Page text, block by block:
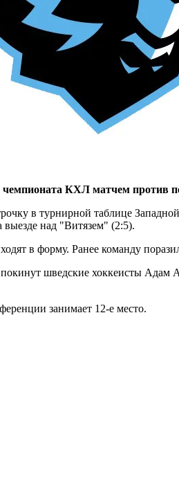
чемпионата КХЛ матчем
в турнирной таблице
над "Витязем" (2:5).
в форму. Ранее команду
шведские хоккеисты Адам
занимает 12-е место.